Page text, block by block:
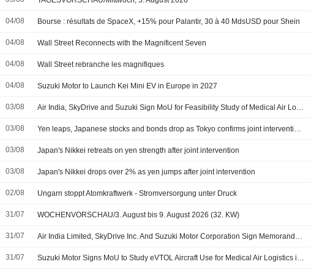
04/08 Bourse : résultats de SpaceX, +15% pour Palantir, 30 à 40 MdsUSD pour Shein
04/08 Wall Street Reconnects with the Magnificent Seven
04/08 Wall Street rebranche les magnifiques
04/08 Suzuki Motor to Launch Kei Mini EV in Europe in 2027
03/08 Air India, SkyDrive and Suzuki Sign MoU for Feasibility Study of Medical Air Logistics in India
03/08 Yen leaps, Japanese stocks and bonds drop as Tokyo confirms joint intervention with US
03/08 Japan's Nikkei retreats on yen strength after joint intervention
03/08 Japan's Nikkei drops over 2% as yen jumps after joint intervention
02/08 Ungarn stoppt Atomkraftwerk - Stromversorgung unter Druck
31/07 WOCHENVORSCHAU/3. August bis 9. August 2026 (32. KW)
31/07 Air India Limited, SkyDrive Inc. And Suzuki Motor Corporation Sign Memorandum Of Understanding For Feasibility Study Of Medical Air Logistics In India
31/07 Suzuki Motor Signs MoU to Study eVTOL Aircraft Use for Medical Air Logistics in India